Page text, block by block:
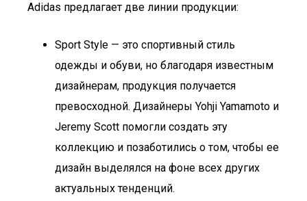
Adidas предлагает две линии продукции:
Sport Style — это спортивный стиль
одежды и обуви, но благодаря известным
дизайнерам, продукция получается
превосходной. Дизайнеры Yohji Yamamoto и
Jeremy Scott помогли создать эту
коллекцию и позаботились о том, чтобы ее
дизайн выделялся на фоне всех других
актуальных тенденций.